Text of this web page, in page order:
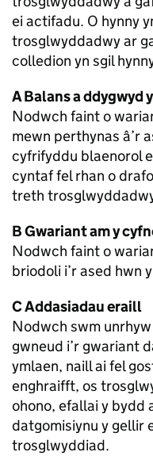
ei actifadu. O hynny
trosglwyddadwy ar
colledion yn sgil
A Balans a ddygwyd
Nodwch faint o
mewn perthynas â’r
cyfrifyddu blaenorol
cyntaf fel rhan o
treth
B Gwariant am y
Nodwch faint o
briodoli i’r ased hwn
C Addasiadau eraill
Nodwch swm
gwneud i’r gwariant
ymlaen, naill ai fel
enghraifft, os
ohono, efallai y bydd
datgomisiynu y gellir
trosglwyddiad.